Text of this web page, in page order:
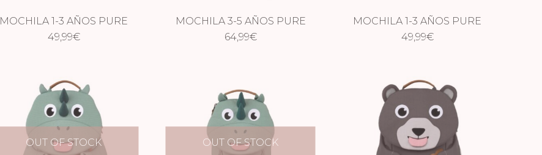
MOCHILA 1-3 AÑOS PURE
TIGRE
49,99€
MOCHILA 3-5 AÑOS PURE
UNICORNIO
64,99€
MOCHILA 1-3 AÑOS PURE
UNICORNIO
49,99€
OUT OF STOCK OUT OF STOCK